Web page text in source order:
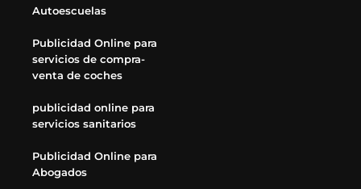
Autoescuelas
Publicidad Online para
servicios de compra-
venta de coches
publicidad online para
servicios sanitarios
Publicidad Online para
Abogados